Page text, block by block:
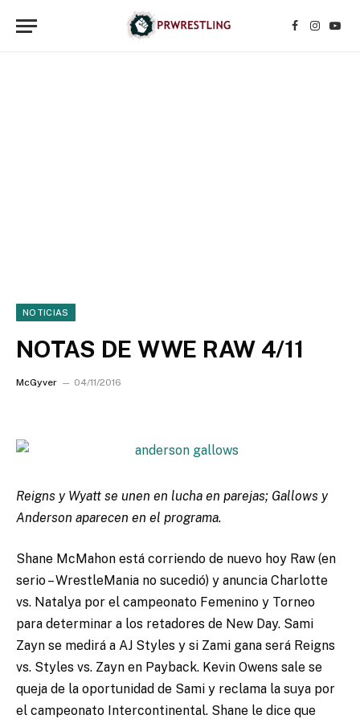
Facebook
NOTICIAS
NOTAS DE WWE RAW 4/11
McGyver 04/11/2016
Reigns y Wyatt se unen en lucha en parejas; Gallows y
Anderson aparecen en el programa.
Shane McMahon está corriendo de nuevo hoy Raw (en
serio – WrestleMania no sucedió) y anuncia Charlotte
vs. Natalya por el campeonato Femenino y Torneo
para determinar a los retadores de New Day. Sami
Zayn se medirá a AJ Styles y si Zami gana será Reigns
vs. Styles vs. Zayn en Payback. Kevin Owens sale se
queja de la oportunidad de Sami y reclama la suya por
el campeonato Intercontinental. Shane le dice que